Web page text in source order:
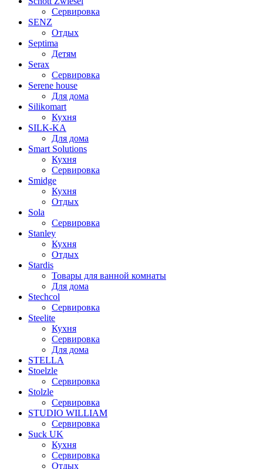
Сервировка
SENZ
Отдых
Septima
Детям
Serax
Сервировка
Serene house
Для дома
Silikomart
Кухня
SILK-KA
Для дома
Smart Solutions
Кухня
Сервировка
Smidge
Кухня
Отдых
Sola
Сервировка
Stanley
Кухня
Отдых
Stardis
Товары для ванной комнаты
Для дома
Stechcol
Сервировка
Steelite
Кухня
Сервировка
Для дома
STELLA
Stoelzle
Сервировка
Stolzle
Сервировка
STUDIO WILLIAM
Сервировка
Suck UK
Кухня
Сервировка
Отдых